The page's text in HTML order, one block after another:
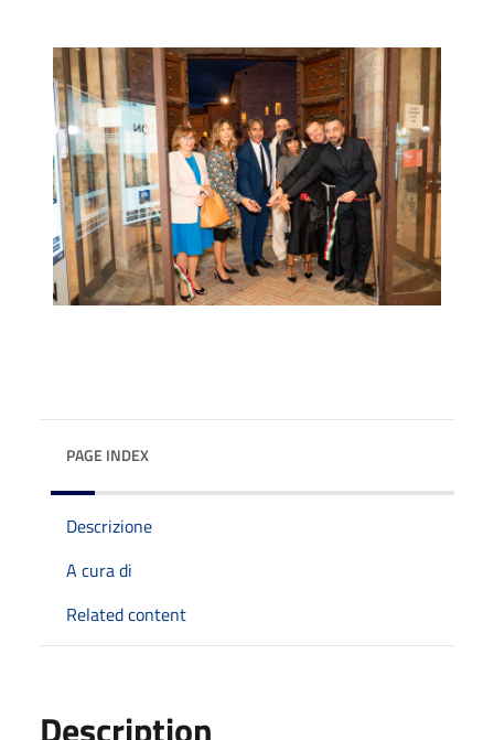
PAGE INDEX
Descrizione
A cura di
Related content